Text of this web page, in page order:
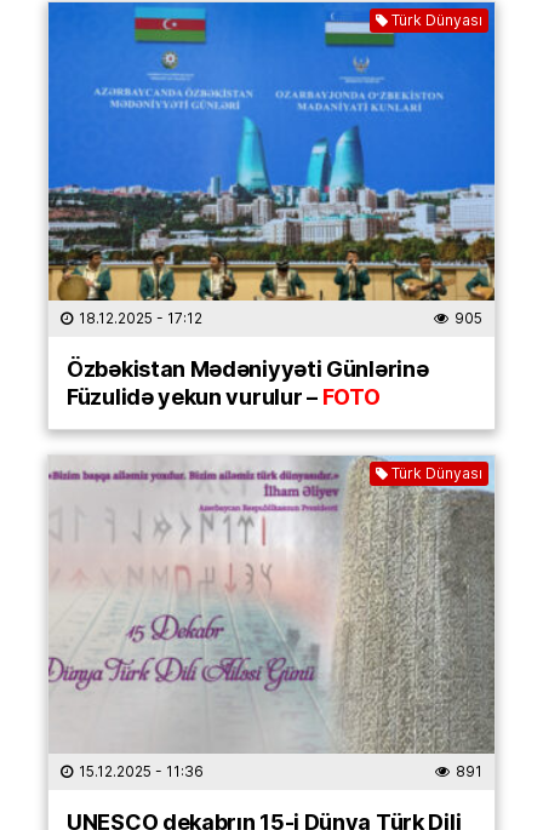
Türk Dünyası
18.12.2025 - 17:12 905
Özbəkistan Mədəniyyəti Günlərinə
Füzulidə yekun vurulur –FOTO
Türk Dünyası
15.12.2025 - 11:36 891
UNESCO dekabrın 15-i Dünya Türk Dili